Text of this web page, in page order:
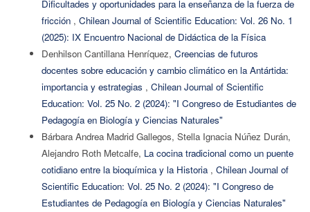
Dificultades y oportunidades para la enseñanza de la fuerza de
fricción , Chilean Journal of Scientific Education: Vol. 26 No. 1
(2025): IX Encuentro Nacional de Didáctica de la Física
Denhilson Cantillana Henríquez, Creencias de futuros
docentes sobre educación y cambio climático en la Antártida:
importancia y estrategias , Chilean Journal of Scientific
Education: Vol. 25 No. 2 (2024): "I Congreso de Estudiantes de
Pedagogía en Biología y Ciencias Naturales"
Bárbara Andrea Madrid Gallegos, Stella Ignacia Núñez Durán,
Alejandro Roth Metcalfe, La cocina tradicional como un puente
cotidiano entre la bioquímica y la Historia , Chilean Journal of
Scientific Education: Vol. 25 No. 2 (2024): "I Congreso de
Estudiantes de Pedagogía en Biología y Ciencias Naturales"